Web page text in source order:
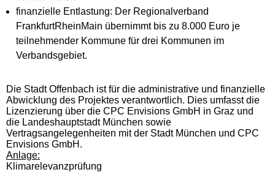
finanzielle Entlastung: Der Regionalverband
FrankfurtRheinMain übernimmt bis zu 8.000 Euro je
teilnehmender Kommune für drei Kommunen im
Verbandsgebiet.
Die Stadt Offenbach ist für die administrative und finanzielle
Abwicklung des Projektes verantwortlich. Dies umfasst die
Lizenzierung über die CPC Envisions GmbH in Graz und
die Landeshauptstadt München sowie
Vertragsangelegenheiten mit der Stadt München und CPC
Envisions GmbH.
Anlage:
Klimarelevanzprüfung